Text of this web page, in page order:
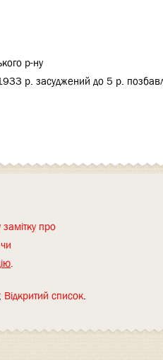
р-ну
р. засуджений до 5 р.
про
.
Відкритий список